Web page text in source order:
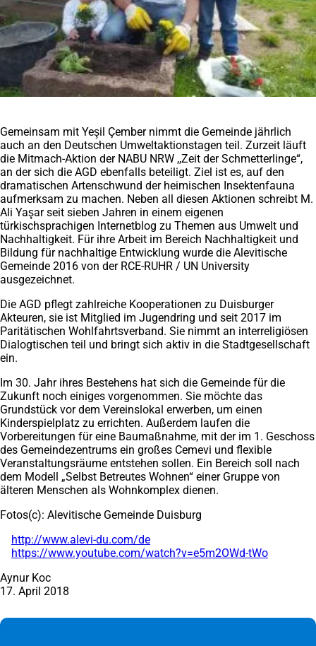
Gemeinsam mit Yeşil Çember nimmt die Gemeinde jährlich
auch an den Deutschen Umweltaktionstagen teil. Zurzeit läuft
die Mitmach-Aktion der NABU NRW ,,Zeit der Schmetterlinge“,
an der sich die AGD ebenfalls beteiligt. Ziel ist es, auf den
dramatischen Artenschwund der heimischen Insektenfauna
aufmerksam zu machen. Neben all diesen Aktionen schreibt M.
Ali Yaşar seit sieben Jahren in einem eigenen
türkischsprachigen Internetblog zu Themen aus Umwelt und
Nachhaltigkeit. Für ihre Arbeit im Bereich Nachhaltigkeit und
Bildung für nachhaltige Entwicklung wurde die Alevitische
Gemeinde 2016 von der RCE-RUHR / UN University
ausgezeichnet.
Die AGD pflegt zahlreiche Kooperationen zu Duisburger
Akteuren, sie ist Mitglied im Jugendring und seit 2017 im
Paritätischen Wohlfahrtsverband. Sie nimmt an interreligiösen
Dialogtischen teil und bringt sich aktiv in die Stadtgesellschaft
ein.
Im 30. Jahr ihres Bestehens hat sich die Gemeinde für die
Zukunft noch einiges vorgenommen. Sie möchte das
Grundstück vor dem Vereinslokal erwerben, um einen
Kinderspielplatz zu errichten. Außerdem laufen die
Vorbereitungen für eine Baumaßnahme, mit der im 1. Geschoss
des Gemeindezentrums ein großes Cemevi und flexible
Veranstaltungsräume entstehen sollen. Ein Bereich soll nach
dem Modell „Selbst Betreutes Wohnen“ einer Gruppe von
älteren Menschen als Wohnkomplex dienen.
Fotos(c): Alevitische Gemeinde Duisburg
http://www.alevi-du.com/de
in
https://www.youtube.com/watch?v=e5m2OWd-tWo
Aynur Koc
17. April 2018